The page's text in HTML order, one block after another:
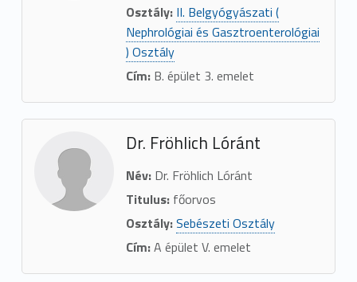
Osztály: II. Belgyógyászati (
Nephrológiai és Gasztroenterológiai
) Osztály
Cím:B. épület 3. emelet
Dr. Fröhlich Lóránt
Név:Dr. Fröhlich Lóránt
Titulus:főorvos
Osztály:Sebészeti Osztály
Cím:A épület V. emelet